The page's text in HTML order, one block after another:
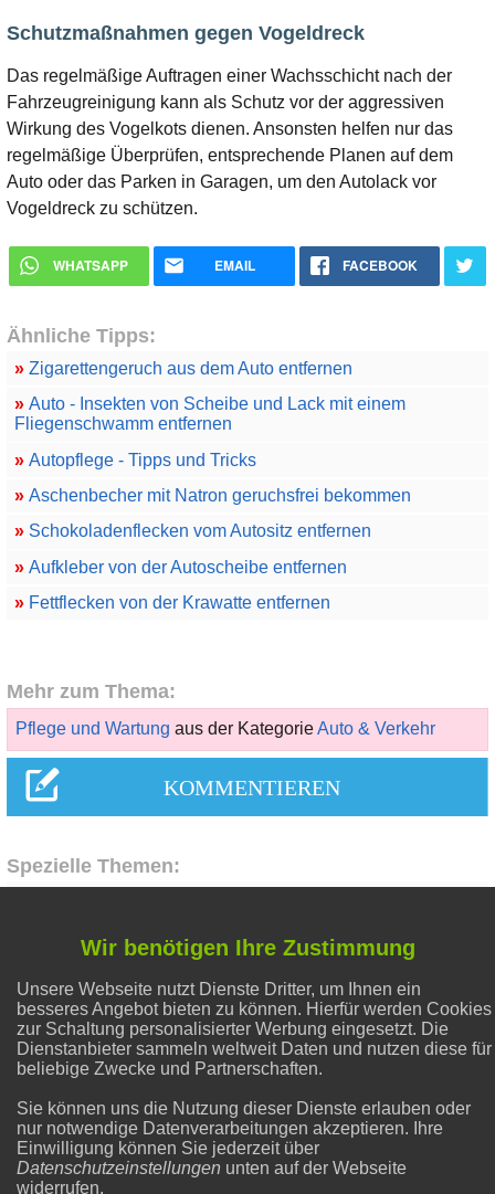
Schutzmaßnahmen gegen Vogeldreck
Das regelmäßige Auftragen einer Wachsschicht nach der
Fahrzeugreinigung kann als Schutz vor der aggressiven
Wirkung des Vogelkots dienen. Ansonsten helfen nur das
regelmäßige Überprüfen, entsprechende Planen auf dem
Auto oder das Parken in Garagen, um den Autolack vor
Vogeldreck zu schützen.
WHATSAPP EMAIL FACEBOOK
Ähnliche Tipps:
»Zigarettengeruch aus dem Auto entfernen
»Auto - Insekten von Scheibe und Lack mit einem
Fliegenschwamm entfernen
»Autopflege - Tipps und Tricks
»Aschenbecher mit Natron geruchsfrei bekommen
»Schokoladenflecken vom Autositz entfernen
»Aufkleber von der Autoscheibe entfernen
»Fettflecken von der Krawatte entfernen
Mehr zum Thema:
Pflege und Wartung aus der KategorieAuto & Verkehr
Spezielle Themen:
Abnehmen
Hausmittel Zitrone
Liebe & Partnerschaft
Wir benötigen Ihre Zustimmung
Unsere Webseite nutzt Dienste Dritter, um Ihnen ein
besseres Angebot bieten zu können. Hierfür werden Cookies
zur Schaltung personalisierter Werbung eingesetzt. Die
Dienstanbieter sammeln weltweit Daten und nutzen diese für
beliebige Zwecke und Partnerschaften.
Sie können uns die Nutzung dieser Dienste erlauben oder
nur notwendige Datenverarbeitungen akzeptieren. Ihre
Einwilligung können Sie jederzeit über
Datenschutzeinstellungen unten auf der Webseite
widerrufen.